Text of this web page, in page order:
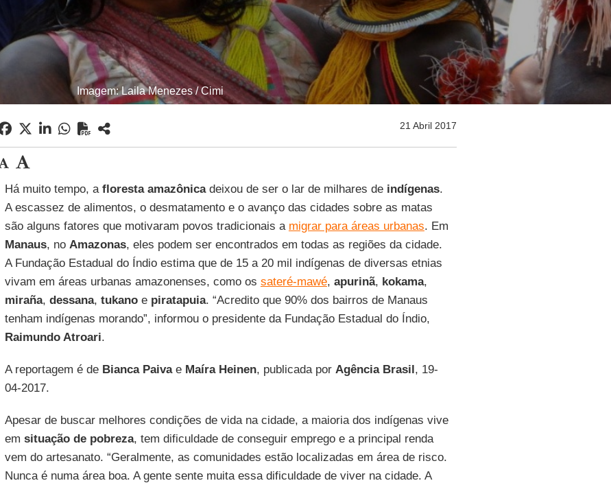
Imagem: Laila Menezes / Cimi
21 Abril 2017
Há muito tempo, afloresta amazônicadeixou de ser o lar de milhares de indígenas.
A escassez de alimentos, o desmatamento e o avanço das cidades sobre as matas
são alguns fatores que motivaram povos tradicionais a migrar para áreas urbanas. Em
Manaus, no Amazonas, eles podem ser encontrados em todas as regiões da cidade.
A Fundação Estadual do Índio estima que de 15 a 20 mil indígenas de diversas etnias
vivam em áreas urbanas amazonenses, como os sateré-mawé, apurinã, kokama,
miraña, dessana, tukanoe piratapuia. “Acredito que 90% dos bairros de Manaus
tenham indígenas morando”, informou o presidente da Fundação Estadual do Índio,
Raimundo Atroari.
A reportagem é de Bianca Paivae Maíra Heinen, publicada por Agência Brasil, 19-
04-2017.
Apesar de buscar melhores condições de vida na cidade, a maioria dos indígenas vive
em situação de pobreza, tem dificuldade de conseguir emprego e a principal renda
vem do artesanato. “Geralmente, as comunidades estão localizadas em área de risco.
Nunca é numa área boa. A gente sente muita essa dificuldade de viver na cidade. A